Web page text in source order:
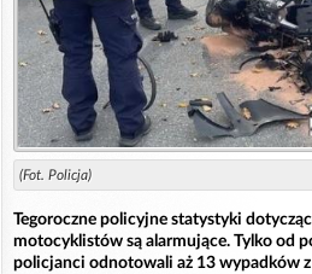
(Fot. Policja)
Tegoroczne policyjne statystyki
motocyklistów są alarmujące. Tylko od
policjanci odnotowali aż 13 wypadków